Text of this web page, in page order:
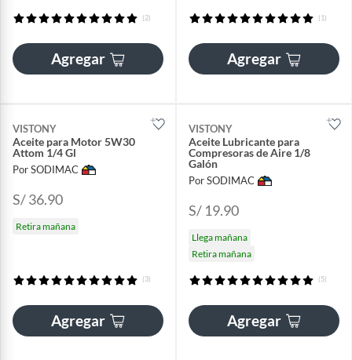
(2)
Agregar
(1)
Agregar
VISTONY
Aceite para Motor 5W30
Attom 1/4 Gl
Por SODIMAC
S/ 36.90
Retira mañana
(3)
Agregar
VISTONY
Aceite Lubricante para
Compresoras de Aire 1/8
Galón
Por SODIMAC
S/ 19.90
Llega mañana
Retira mañana
(5)
Agregar